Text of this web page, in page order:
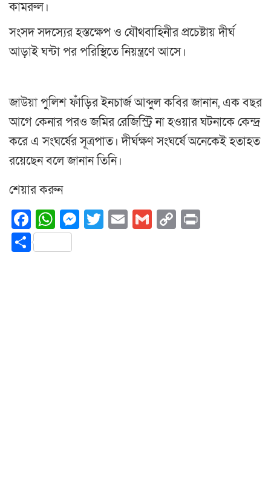
কামরুল।
সংসদ সদস্যের হস্তক্ষেপ ও যৌথবাহিনীর প্রচেষ্টায় দীর্ঘ
আড়াই ঘন্টা পর পরিস্থিতে নিয়ন্ত্রণে আসে।
জাউয়া পুলিশ ফাঁড়ির ইনচার্জ আব্দুল কবির জানান, এক বছর
আগে কেনার পরও জমির রেজিস্ট্রি না হওয়ার ঘটনাকে কেন্দ্র
করে এ সংঘর্ষের সূত্রপাত। দীর্ঘক্ষণ সংঘর্ষে অনেকেই হতাহত
রয়েছেন বলে জানান তিনি।
শেয়ার করুন
Facebook
WhatsApp
Messenger
Twitter
EmailGmail
Copy
Share